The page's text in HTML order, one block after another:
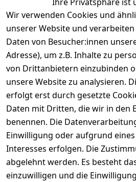
Wir verwenden Cookies und
unserer Website und
Daten von Besucher:innen
Adresse), um z.B. Inhalte zu
von Drittanbietern einzubinden
unsere Website zu analysieren.
erfolgt erst durch gesetzte
Daten mit Dritten, die wir in den
benennen. Die
Einwilligung oder aufgrund
Interesses erfolgen. Die
abgelehnt werden. Es besteht
einzuwilligen und die
Informationen
Mein Konto
Vertrag widerrufen